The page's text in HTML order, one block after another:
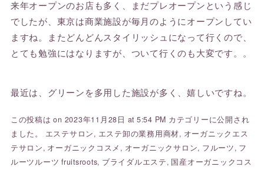
来年オープンのお店も多く、まだプレオープンという感じ
でしたが、東京は商業施設が毎月のようにオープンしてい
ますね。またどんどんスタイリッシュになって行くので、
とても勉強にはなりますが、ついて行くのも大変です。。
最近は、グリーンを多用した施設が多く、嬉しいですね。
この投稿は on 2023年11月28日 at 5:54 PM カテゴリーに公開され
ました。 エステサロン, エステ卸の業務用商材, オーガニックエス
テサロン, オーガニックコスメ , オーガニックサロン, フルーツ, フ
ルーツルーツ fruitsroots, ブライダルエステ, 国産オーガニックコス